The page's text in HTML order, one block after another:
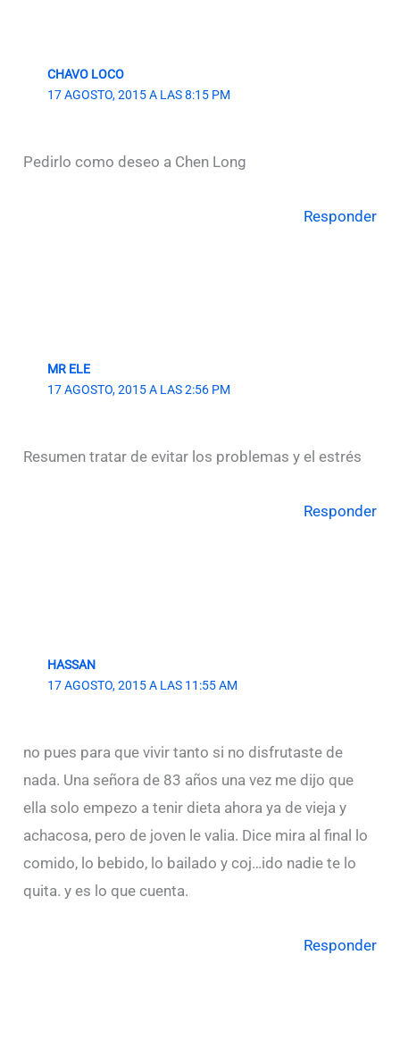
CHAVO LOCO
17 AGOSTO, 2015 A LAS 8:15 PM
Pedirlo como deseo a Chen Long
Responder
MR ELE
17 AGOSTO, 2015 A LAS 2:56 PM
Resumen tratar de evitar los problemas y el estrés
Responder
HASSAN
17 AGOSTO, 2015 A LAS 11:55 AM
no pues para que vivir tanto si no disfrutaste de
nada. Una señora de 83 años una vez me dijo que
ella solo empezo a tenir dieta ahora ya de vieja y
achacosa, pero de joven le valia. Dice mira al final lo
comido, lo bebido, lo bailado y coj…ido nadie te lo
quita. y es lo que cuenta.
Responder